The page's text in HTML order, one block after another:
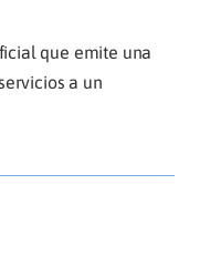
que emite una
a un